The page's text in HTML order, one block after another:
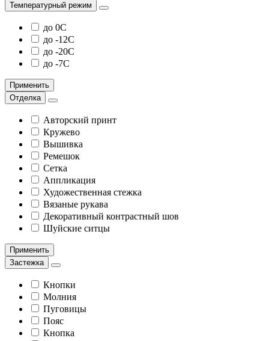
Температурный режим
до 0С
до -12С
до -20С
до -7С
Применить
Отделка
Авторский принт
Кружево
Вышивка
Ремешок
Сетка
Аппликация
Художественная стежка
Вязаные рукава
Декоративный контрастный шов
Шуйские ситцы
Применить
Застежка
Кнопки
Молния
Пуговицы
Пояс
Кнопка